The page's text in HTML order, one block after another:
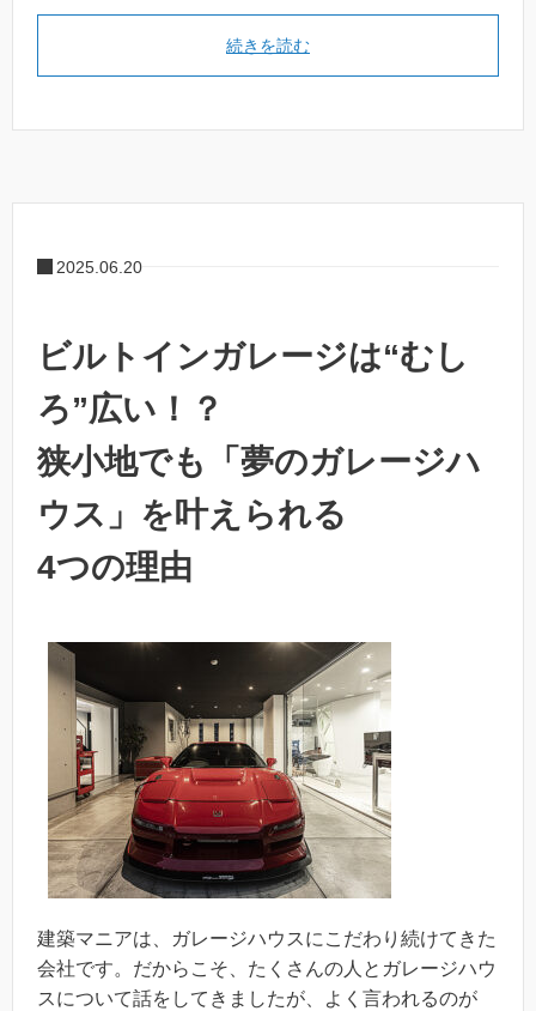
続きを読む
2025.06.20
ビルトインガレージは“むし
ろ”広い！？
狭小地でも「夢のガレージハ
ウス」を叶えられる
4つの理由
建築マニアは、ガレージハウスにこだわり続けてきた
会社です。だからこそ、たくさんの人とガレージハウ
スについて話をしてきましたが、よく言われるのが